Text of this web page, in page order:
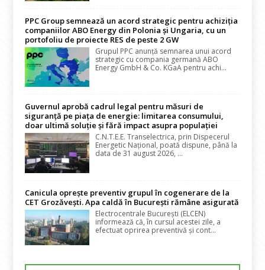
PPC Group semnează un acord strategic pentru achiziția
companiilor ABO Energy din Polonia și Ungaria, cu un
portofoliu de proiecte RES de peste 2 GW
Grupul PPC anunță semnarea unui acord
strategic cu compania germană ABO
Energy GmbH & Co. KGaA pentru achi...
Guvernul aprobă cadrul legal pentru măsuri de
siguranță pe piața de energie: limitarea consumului,
doar ultimă soluție și fără impact asupra populației
C.N.T.E.E. Transelectrica, prin Dispecerul
Energetic Național, poată dispune, până la
data de 31 august 2026, ...
Canicula oprește preventiv grupul în cogenerare de la
CET Grozăvești. Apa caldă în București rămâne asigurată
Electrocentrale București (ELCEN)
informează că, în cursul acestei zile, a
efectuat oprirea preventivă și cont...